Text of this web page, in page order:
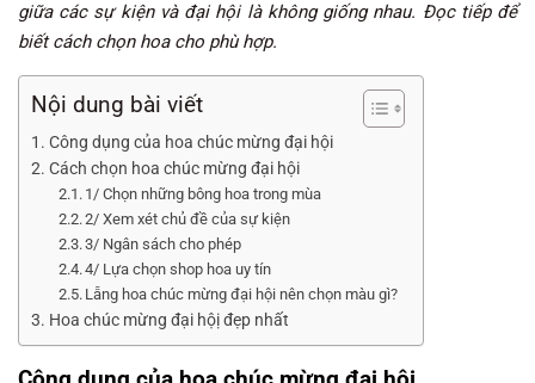
giữa các sự kiện và đại hội là không giống nhau. Đọc tiếp để
biết cách chọn hoa cho phù hợp.
Nội dung bài viết
Công dụng của hoa chúc mừng đại hội
Cách chọn hoa chúc mừng đại hội
1/ Chọn những bông hoa trong mùa
2/ Xem xét chủ đề của sự kiện
3/ Ngân sách cho phép
4/ Lựa chọn shop hoa uy tín
Lẵng hoa chúc mừng đại hội nên chọn màu gì?
Hoa chúc mừng đại hộị đẹp nhất